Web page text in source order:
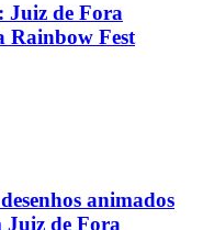
Juiz de Fora
Rainbow Fest
animados
Juiz de Fora